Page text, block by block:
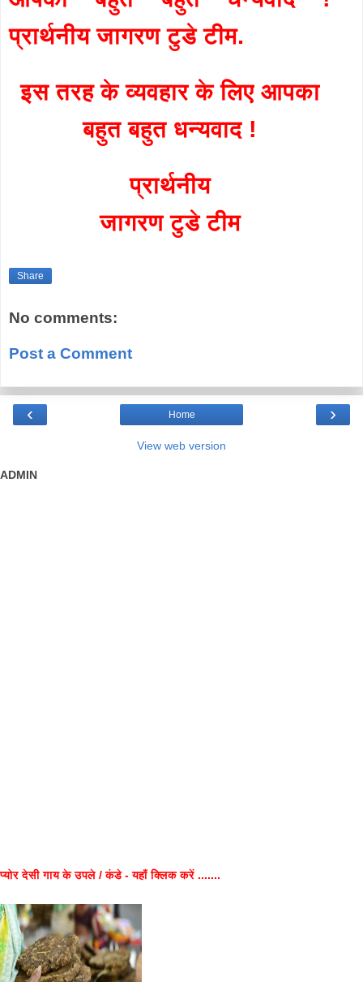
प्रार्थनीय जागरण टुडे टीम.
इस तरह के व्यवहार के लिए आपका
बहुत बहुत धन्यवाद !
प्रार्थनीय
जागरण टुडे टीम
Share
No comments:
Post a Comment
‹ ›
Home
View web version
ADMIN
प्योर देसी गाय के उपले / कंडे - यहाँ क्लिक करें .......